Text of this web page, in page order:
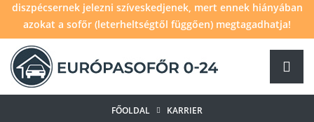
diszpécsernek jelezni szíveskedjenek, mert ennek hiányában
azokat a sofőr (leterheltségtől függően) megtagadhatja!
FŐOLDAL KARRIER